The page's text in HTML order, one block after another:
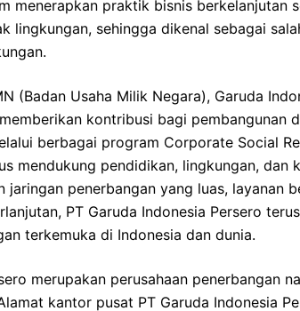
menerapkan praktik bisnis berkelanjutan
lingkungan, sehingga dikenal sebagai
(Badan Usaha Milik Negara), Garuda
kontribusi bagi pembangunan
berbagai program Corporate Social
mendukung pendidikan, lingkungan, dan
jaringan penerbangan yang luas, layanan
PT Garuda Indonesia Persero
terkemuka di Indonesia dan dunia.
merupakan perusahaan penerbangan
kantor pusat PT Garuda Indonesia